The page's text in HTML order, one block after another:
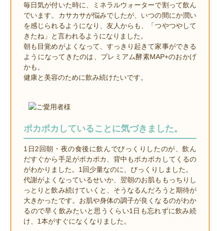
毎日気が付いた時に、ミネラルウォーターで割って飲ん
でいます。カサカサが悩みでしたが、いつの間にか潤い
を感じられるようになり、友人からも、「つやつやして
きたね」と言われるようになりました。
朝も目覚めがよくなって、すっきり起きて家事ができる
ようになってきたのは、プレミアム酵素MAP+のおかげ
かも。
健康と美容のために飲み続けたいです。
ポカポカしていることに気づきました。
1日2回朝・夜の食後に飲んでびっくりしたのが、飲ん
だすぐから手足がポカポカ、背中もポカポカしてくるの
がわかりました。1回少量なのに、びっくりしました。
代謝がよくなっているせいか、翌朝のお肌ももっちりし
っとりと飲み続けていくと、そうなるんだろうと期待が
大きかったです。お肌や身体の調子が良くなるのがわか
るので早く飲みたいと思うくらい1日も忘れずに飲み続
け、1本がすぐになくなりました。